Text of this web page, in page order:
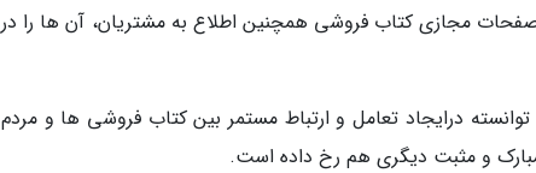
مجازی کتاب فروشی همچنین اطلاع به مشتریان، آن ها را در
درایجاد تعامل و ارتباط مستمر بین کتاب فروشی ها و مردم
مبارک و مثبت دیگری هم رخ داده است.